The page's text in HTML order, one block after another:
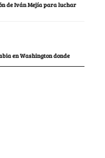
de Iván Mejía para luchar
en Washington donde